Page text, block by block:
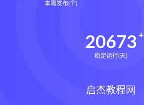
本周发布(个)
20673
稳定运行(天)
启杰教程网